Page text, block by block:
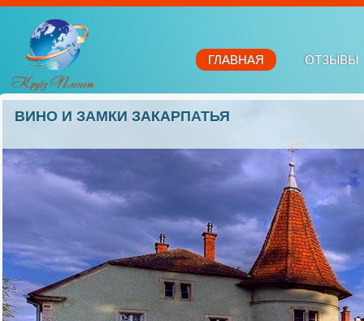
ОТЗЫВЫ
ГЛАВНАЯ
ВИНО И ЗАМКИ ЗАКАРПАТЬЯ